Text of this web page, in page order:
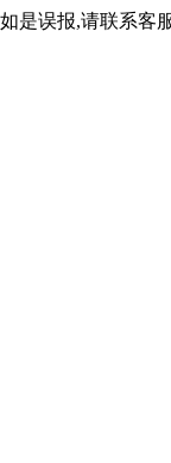
是误报,请联系客